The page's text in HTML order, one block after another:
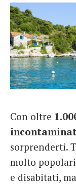
Italiano
German
English
Spanish
French
Con oltre
sorprenderti.
molto
e disabitati,